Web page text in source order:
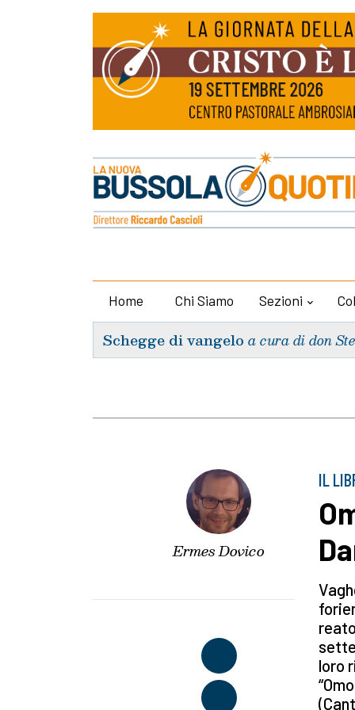
Home Chi Siamo Sezioni
Schegge di vangelo a cura di don
Ermes Dovico
IL
loro